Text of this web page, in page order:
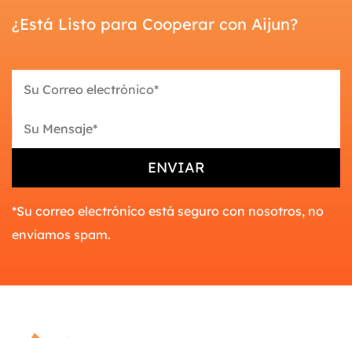
¿Está Listo para Cooperar con Aijun?
*Su correo electrónico está seguro con nosotros, no
enviamos spam.